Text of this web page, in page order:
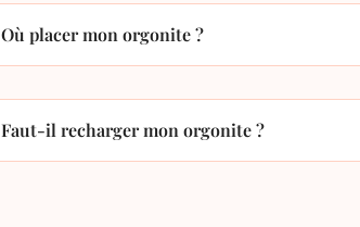
Où placer mon orgonite ?
Faut-il recharger mon orgonite ?